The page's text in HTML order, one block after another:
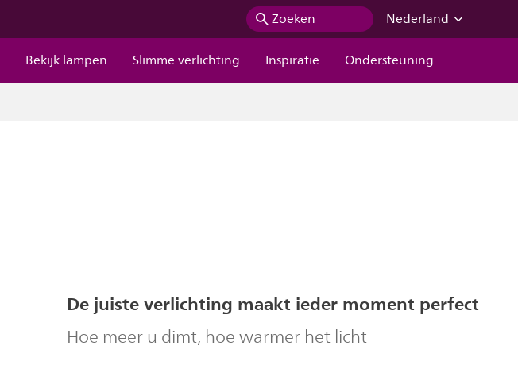
Zoeken
Nederland
Bekijk lampen Slimme verlichting Inspiratie Ondersteuning
De juiste verlichting maakt ieder moment perfect
Hoe meer u dimt, hoe warmer het licht